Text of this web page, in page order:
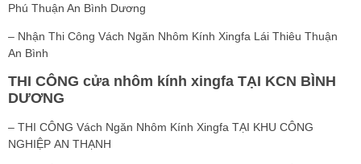
Phú Thuận An Bình Dương
– Nhận Thi Công Vách Ngăn Nhôm Kính Xingfa Lái Thiêu Thuận
An Bình
THI CÔNG cửa nhôm kính xingfa TẠI KCN BÌNH
DƯƠNG
– THI CÔNG Vách Ngăn Nhôm Kính Xingfa TẠI KHU CÔNG
NGHIỆP AN THẠNH